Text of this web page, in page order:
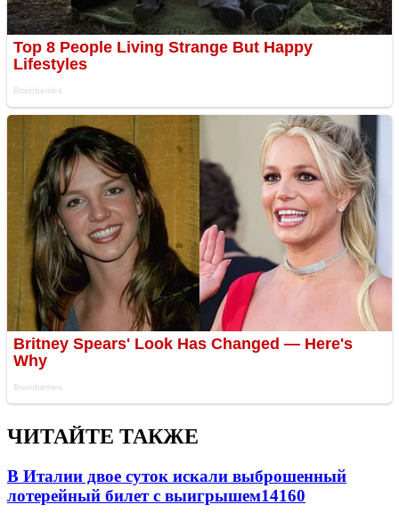
ЧИТАЙТЕ ТАКЖЕ
В Италии двое суток искали выброшенный
лотерейный билет с выигрышем14160